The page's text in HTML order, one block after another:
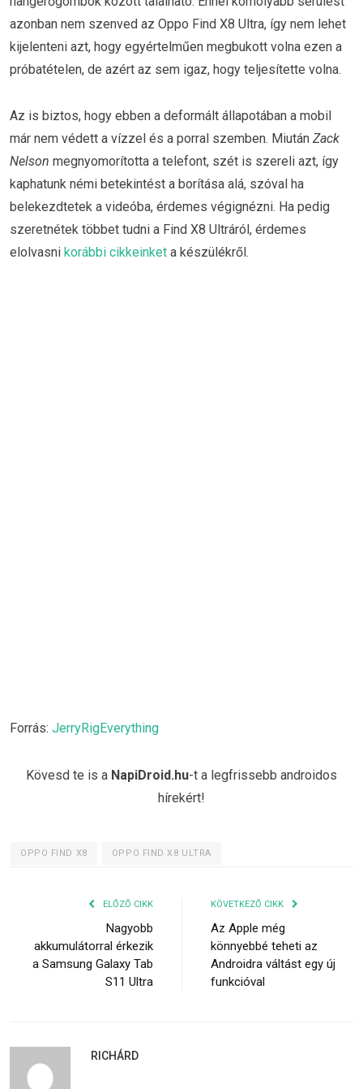
azonban nem szenved az Oppo Find X8 Ultra, így nem lehet
kijelenteni azt, hogy egyértelműen megbukott volna ezen a
próbatételen, de azért az sem igaz, hogy teljesítette volna.
Az is biztos, hogy ebben a deformált állapotában a mobil
már nem védett a vízzel és a porral szemben. Miután Zack
Nelson megnyomorította a telefont, szét is szereli azt, így
kaphatunk némi betekintést a borítása alá, szóval ha
belekezdtetek a videóba, érdemes végignézni. Ha pedig
szeretnétek többet tudni a Find X8 Ultráról, érdemes
elolvasni korábbi cikkeinket a készülékről.
Forrás: JerryRigEverything
Kövesd te is a NapiDroid.hu-t a legfrissebb androidos
hírekért!
OPPO FIND X8 OPPO FIND X8 ULTRA
ELŐZŐ CIKK
Nagyobb
akkumulátorral érkezik
a Samsung Galaxy Tab
S11 Ultra
KÖVETKEZŐ CIKK
Az Apple még
könnyebbé teheti az
Androidra váltást egy új
funkcióval
RICHÁRD